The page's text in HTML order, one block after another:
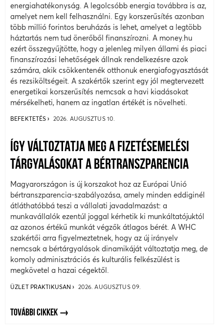
energiahatékonyság. A legolcsóbb energia továbbra is az,
amelyet nem kell felhasználni. Egy korszerűsítés azonban
több millió forintos beruházás is lehet, amelyet a legtöbb
háztartás nem tud önerőből finanszírozni. A money.hu
ezért összegyűjtötte, hogy a jelenleg milyen állami és piaci
finanszírozási lehetőségek állnak rendelkezésre azok
számára, akik csökkentenék otthonuk energiafogyasztását
és rezsiköltségeit. A szakértők szerint egy jól megtervezett
energetikai korszerűsítés nemcsak a havi kiadásokat
mérsékelheti, hanem az ingatlan értékét is növelheti.
BEFEKTETÉS 2026. AUGUSZTUS 10.
ÍGY VÁLTOZTATJA MEG A FIZETÉSEMELÉSI
TÁRGYALÁSOKAT A BÉRTRANSZPARENCIA
Magyarországon is új korszakot hoz az Európai Unió
bértranszparencia-szabályozása, amely minden eddiginél
átláthatóbbá teszi a vállalati javadalmazást: a
munkavállalók ezentúl joggal kérhetik ki munkáltatójuktól
az azonos értékű munkát végzők átlagos bérét. A WHC
szakértői arra figyelmeztetnek, hogy az új irányelv
nemcsak a bértárgyalások dinamikáját változtatja meg, de
komoly adminisztrációs és kulturális felkészülést is
megkövetel a hazai cégektől.
ÜZLET PRAKTIKUSAN 2026. AUGUSZTUS 09.
TOVÁBBI CIKKEK